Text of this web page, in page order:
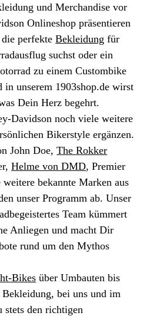
und Merchandise vor
Onlineshop präsentieren
die perfekteBekleidung für
suchst oder ein
zu einem Custombike
in unserem 1903shop.de wirst
Dein Herz begehrt.
Davidson noch viele weitere
Bikerstyle ergänzen.
John Doe,The Rokker
Helme von DMD, Premier
bekannte Marken aus
unser Programm ab. Unser
Team kümmert
Anliegen und macht Dir
rund um den Mythos
Bikes über Umbauten bis
bei uns und im
den richtigen